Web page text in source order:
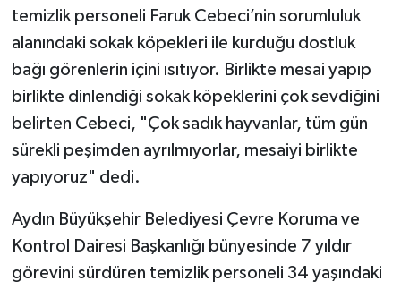
temizlik personeli Faruk Cebeci’nin sorumluluk
alanındaki sokak köpekleri ile kurduğu dostluk
bağı görenlerin içini ısıtıyor. Birlikte mesai yapıp
birlikte dinlendiği sokak köpeklerini çok sevdiğini
belirten Cebeci, "Çok sadık hayvanlar, tüm gün
sürekli peşimden ayrılmıyorlar, mesaiyi birlikte
yapıyoruz" dedi.
Aydın Büyükşehir Belediyesi Çevre Koruma ve
Kontrol Dairesi Başkanlığı bünyesinde 7 yıldır
görevini sürdüren temizlik personeli 34 yaşındaki